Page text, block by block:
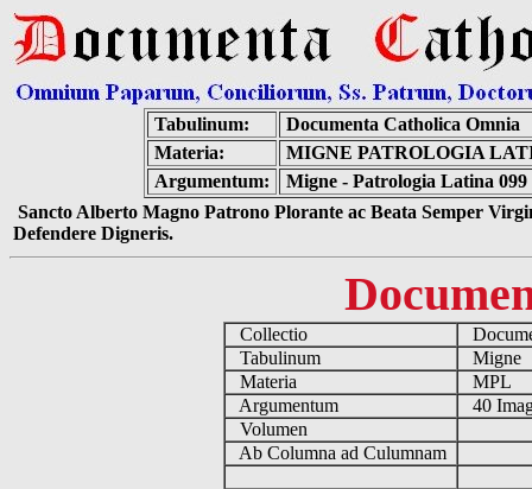
Tabulinum:
Documenta Catholica Omnia
Materia:
MIGNE PATROLOGIA
Argumentum:
Migne - Patrologia Latina
Sancto Alberto Magno Patrono Plorante ac Beata Semper
Defendere Digneris.
Collectio
Tabulinum
Migne
Materia
MPL
Argumentum
40
Volumen
Ab Columna ad Culumnam